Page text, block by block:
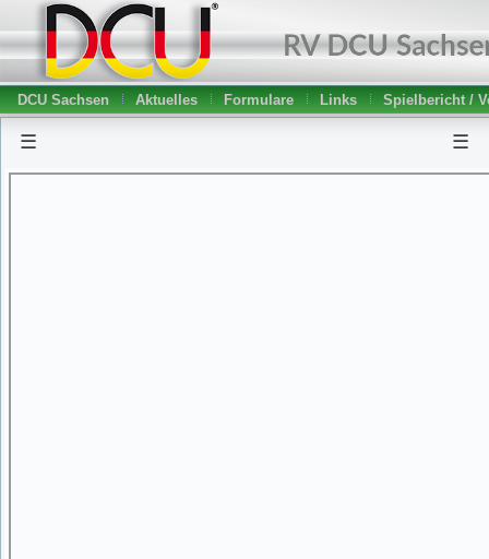
DCU Sachsen Aktuelles Formulare Links Spielbericht /
☰ ☰